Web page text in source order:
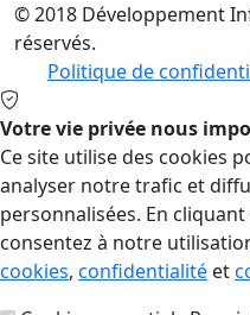
© 2018 Développement
réservés.
Politique de
Votre vie privée nous
Ce site utilise des cookies
analyser notre trafic et
personnalisées. En
consentez à notre
cookies, confidentialité et